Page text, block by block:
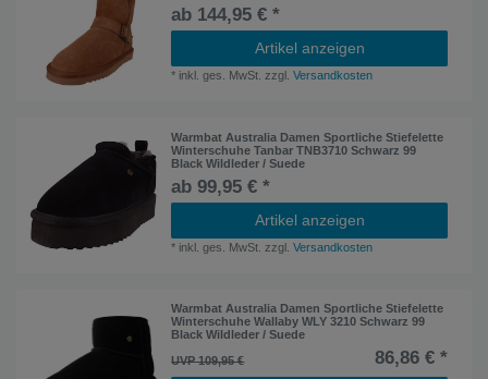
ab 144,95 € *
Artikel anzeigen
* inkl. ges. MwSt. zzgl.Versandkosten
Warmbat Australia Damen Sportliche Stiefelette
Winterschuhe Tanbar TNB3710 Schwarz 99
Black Wildleder / Suede
ab 99,95 € *
Artikel anzeigen
* inkl. ges. MwSt. zzgl.Versandkosten
Warmbat Australia Damen Sportliche Stiefelette
Winterschuhe Wallaby WLY 3210 Schwarz 99
Black Wildleder / Suede
UVP 109,95 €
86,86 € *